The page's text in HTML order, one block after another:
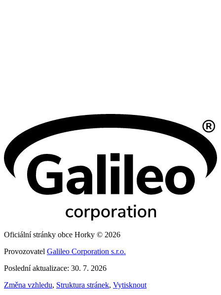
Oficiální stránky obce Horky © 2026
Provozovatel Galileo Corporation s.r.o.
Poslední aktualizace: 30. 7. 2026
Změna vzhledu, Struktura stránek, Vytisknout